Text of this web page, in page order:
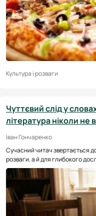
Культура і розваги
Чуттєвий слід у
література ніколи не
Іван Гончаренко
Сучасний читач звертається
розваги, а й для глибокого